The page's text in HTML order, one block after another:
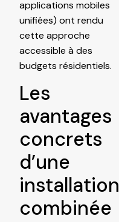
applications mobiles
unifiées) ont rendu
cette approche
accessible à des
budgets résidentiels.
Les
avantages
concrets
d’une
installation
combinée